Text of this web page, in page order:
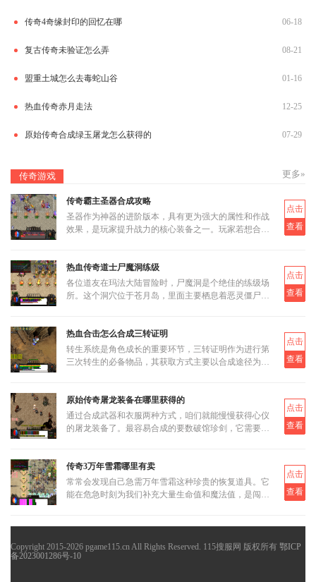
传奇4奇缘封印的回忆在哪 06-18
复古传奇未验证怎么弄 08-21
盟重土城怎么去毒蛇山谷 01-16
热血传奇赤月走法 12-25
原始传奇合成绿玉屠龙怎么获得的 07-29
传奇游戏 更多»
传奇霸主圣器合成攻略
圣器作为神器的进阶版本，具有更为强大的属性和作战
效果，是玩家提升战力的核心装备之一。玩家若想合成
点击
查看
热血传奇道士尸魔洞练级
各位道友在玛法大陆冒险时，尸魔洞是个绝佳的练级场
所。这个洞穴位于苍月岛，里面主要栖息着恶灵僵尸和
点击
查看
热血合击怎么合成三转证明
转生系统是角色成长的重要环节，三转证明作为进行第
三次转生的必备物品，其获取方式主要以合成途径为
点击
查看
原始传奇屠龙装备在哪里获得的
通过合成武器和衣服两种方式，咱们就能慢慢获得心仪
的屠龙装备了。最容易合成的要数破馆珍剑，它需要的
点击
查看
传奇3万年雪霜哪里有卖
常常会发现自己急需万年雪霜这种珍贵的恢复道具。它
能在危急时刻为我们补充大量生命值和魔法值，是闯荡
点击
查看
Copyright 2015-2026 pgame115.cn All Rights Reserved. 115搜服网 版权所有 鄂ICP
备2023001286号-10